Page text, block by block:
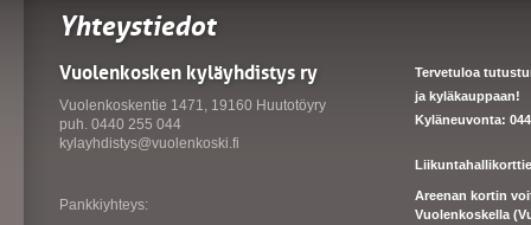
Yhteystiedot
Vuolenkosken kyläyhdistys ry
Vuolenkoskentie 1471, 19160 Huutotöyry
puh. 0440 255 044
kylayhdistys@vuolenkoski.fi
Pankkiyhteys:
Tervetuloa
ja kyläkauppaan!
Kyläneuvonta: 044
Areenan kortin
Vuolenkoskella